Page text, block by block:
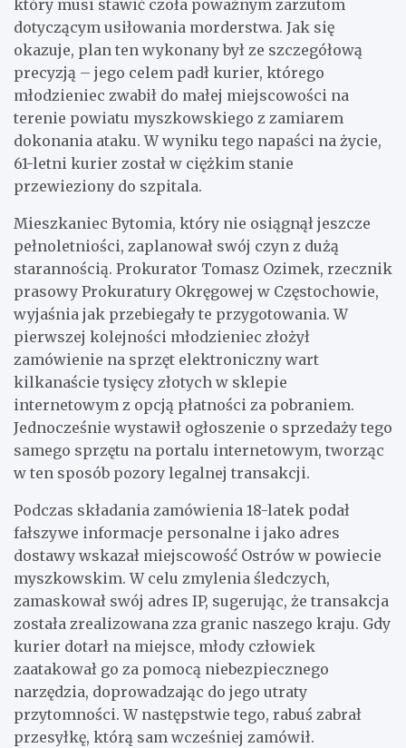
który musi stawić czoła poważnym zarzutom
dotyczącym usiłowania morderstwa. Jak się
okazuje, plan ten wykonany był ze szczegółową
precyzją – jego celem padł kurier, którego
młodzieniec zwabił do małej miejscowości na
terenie powiatu myszkowskiego z zamiarem
dokonania ataku. W wyniku tego napaści na życie,
61-letni kurier został w ciężkim stanie
przewieziony do szpitala.
Mieszkaniec Bytomia, który nie osiągnął jeszcze
pełnoletniości, zaplanował swój czyn z dużą
starannością. Prokurator Tomasz Ozimek, rzecznik
prasowy Prokuratury Okręgowej w Częstochowie,
wyjaśnia jak przebiegały te przygotowania. W
pierwszej kolejności młodzieniec złożył
zamówienie na sprzęt elektroniczny wart
kilkanaście tysięcy złotych w sklepie
internetowym z opcją płatności za pobraniem.
Jednocześnie wystawił ogłoszenie o sprzedaży tego
samego sprzętu na portalu internetowym, tworząc
w ten sposób pozory legalnej transakcji.
Podczas składania zamówienia 18-latek podał
fałszywe informacje personalne i jako adres
dostawy wskazał miejscowość Ostrów w powiecie
myszkowskim. W celu zmylenia śledczych,
zamaskował swój adres IP, sugerując, że transakcja
została zrealizowana zza granic naszego kraju. Gdy
kurier dotarł na miejsce, młody człowiek
zaatakował go za pomocą niebezpiecznego
narzędzia, doprowadzając do jego utraty
przytomności. W następstwie tego, rabuś zabrał
przesyłkę, którą sam wcześniej zamówił.